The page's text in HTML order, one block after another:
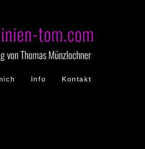
tom.com
von Thomas Münzlochner
Info Kontakt